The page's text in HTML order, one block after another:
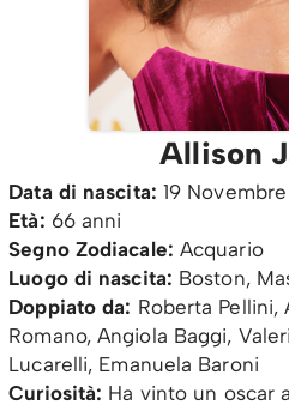
Allison
Data di nascita: 19
Età: 66 anni
Segno Zodiacale: Acquario
Luogo di nascita: Boston,
Doppiato da: Roberta Pellini,
Romano, Angiola Baggi,
Lucarelli, Emanuela Baroni
Curiosità: Ha vinto un oscar